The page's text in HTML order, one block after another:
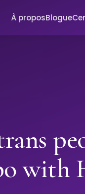
À proposBlogue
with